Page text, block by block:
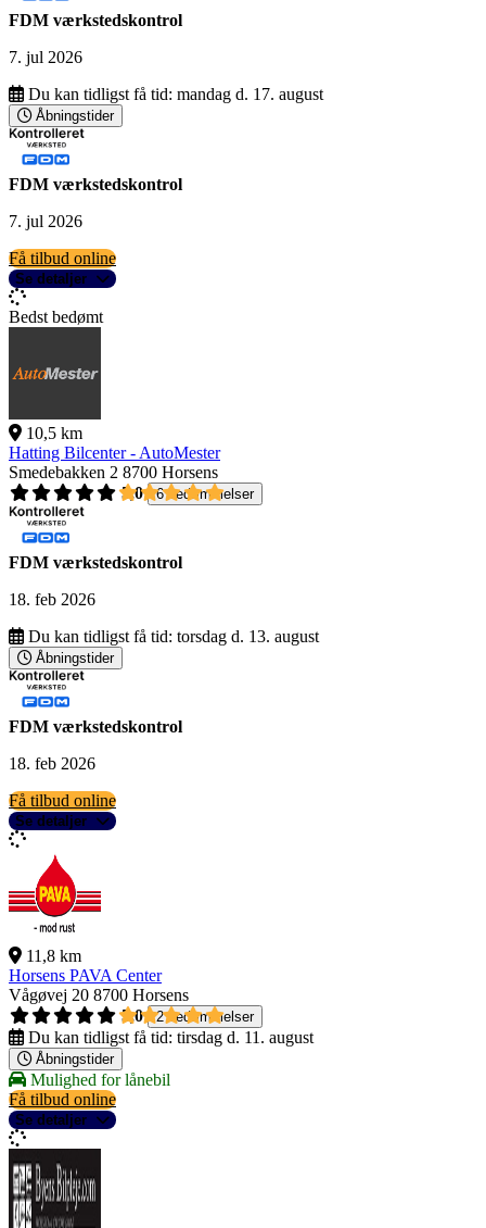
FDM værkstedskontrol
7. jul 2026
Du kan tidligst få tid: mandag d. 17. august
Åbningstider
FDM værkstedskontrol
7. jul 2026
Få tilbud online
Se detaljer
Bedst bedømt
10,5 km
Hatting Bilcenter - AutoMester
Smedebakken 2 8700 Horsens
5,0
6 bedømmelser
FDM værkstedskontrol
18. feb 2026
Du kan tidligst få tid: torsdag d. 13. august
Åbningstider
FDM værkstedskontrol
18. feb 2026
Få tilbud online
Se detaljer
11,8 km
Horsens PAVA Center
Vågøvej 20 8700 Horsens
5,0
2 bedømmelser
Du kan tidligst få tid: tirsdag d. 11. august
Åbningstider
Mulighed for lånebil
Få tilbud online
Se detaljer